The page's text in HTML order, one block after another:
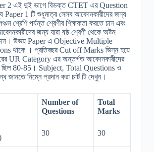
2 এই দুই ভাগে বিভক্ত CTET এর Question
1 টি শুধুমাত্র সেসব আবেদনকারীদের জন্য
শ্রেণি পর্যন্ত শ্রেণীর শিক্ষকতা করতে চান এবং
জন্য যারা ষষ্ঠ শ্রেণী থেকে অষ্টম
চান। উভয় Paper এ Objective Multiple
থাকে । প্রতিবছর Cut off Marks ভিন্ন হয়ে
UR Category এর অন্তর্গত আবেদনকারীদের
80-85। Subject, Total Questions ও
নিম্নে প্রদান করা চার্ট টি দেখুন।
Number of
Questions
Total
Marks
30 30